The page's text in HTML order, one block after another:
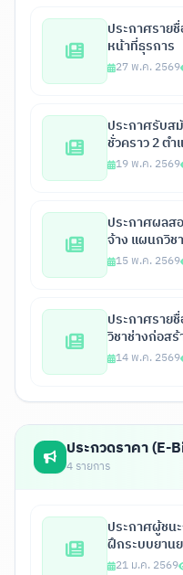
ประกาศราย
หน้าที่ธุรการ
27 พ.ค. 2569
ประกาศรับส
ชั่วคราว 2 ตำ
19 พ.ค. 2569
ประกาศผลส
จ้าง แผนกวิช
15 พ.ค. 2569
ประกาศราย
วิชาช่างก่อสร้
14 พ.ค. 2569
ประกวดราคา (E-
4 รายการ
ประกาศผู้ชน
ฝึกระบบยาน
สถานีแบบเชื่
21 ม.ค. 2569